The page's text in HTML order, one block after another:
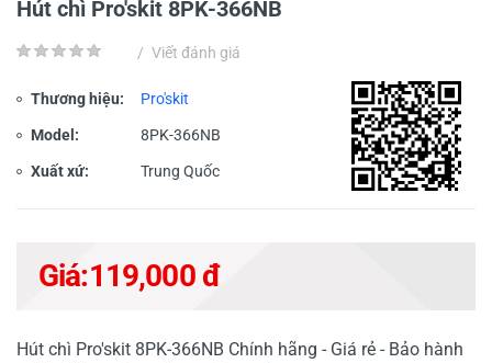
Hút chì Pro'skit 8PK-366NB
/ Viết đánh giá
Thương hiệu: Pro'skit
Model: 8PK-366NB
Xuất xứ: Trung Quốc
Giá:119,000 đ
Hút chì Pro'skit 8PK-366NB Chính hãng - Giá rẻ - Bảo hành